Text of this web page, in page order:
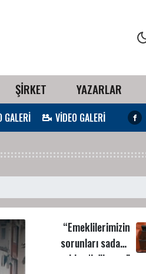
ŞİRKET YAZARLAR
GALERİ VİDEO GALERİ
“Emeklilerimizin
sorunları sadaka
vermekle çözülemez”